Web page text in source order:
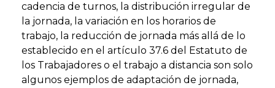
cadencia de turnos, la distribución irregular de
la jornada, la variación en los horarios de
trabajo, la reducción de jornada más allá de lo
establecido en el artículo 37.6 del Estatuto de
los Trabajadores o el trabajo a distancia son solo
algunos ejemplos de adaptación de jornada,